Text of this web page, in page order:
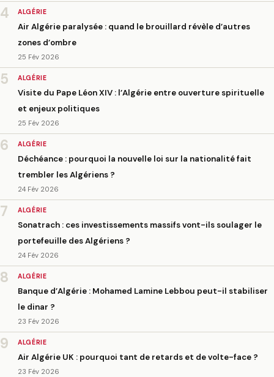
4 ALGÉRIE
Air Algérie paralysée : quand le brouillard révèle d’autres
zones d’ombre
25 Fév 2026
5 ALGÉRIE
Visite du Pape Léon XIV : l’Algérie entre ouverture spirituelle
et enjeux politiques
25 Fév 2026
6 ALGÉRIE
Déchéance : pourquoi la nouvelle loi sur la nationalité fait
trembler les Algériens ?
24 Fév 2026
7 ALGÉRIE
Sonatrach : ces investissements massifs vont-ils soulager le
portefeuille des Algériens ?
24 Fév 2026
8 ALGÉRIE
Banque d’Algérie : Mohamed Lamine Lebbou peut-il stabiliser
le dinar ?
23 Fév 2026
9 ALGÉRIE
Air Algérie UK : pourquoi tant de retards et de volte-face ?
23 Fév 2026